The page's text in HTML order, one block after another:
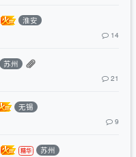
淮安
14
苏州
21
无锡
9
苏州